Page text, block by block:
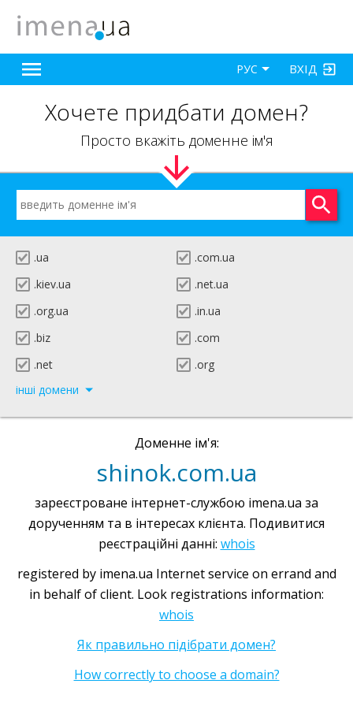
ВХІД
РУС
Хочете придбати домен?
Просто вкажіть доменне ім'я
.ua
.com.ua
.kiev.ua
.net.ua
.org.ua
.in.ua
.biz
.com
.net
.org
інші домени
Доменне ім'я:
shinok.com.ua
зареєстроване інтернет-службою imena.ua за
дорученням та в інтересах клієнта. Подивитися
реєстраційні данні: whois
registered by imena.ua Internet service on errand and
in behalf of client. Look registrations information:
whois
Як правильно підібрати домен?
How correctly to choose a domain?